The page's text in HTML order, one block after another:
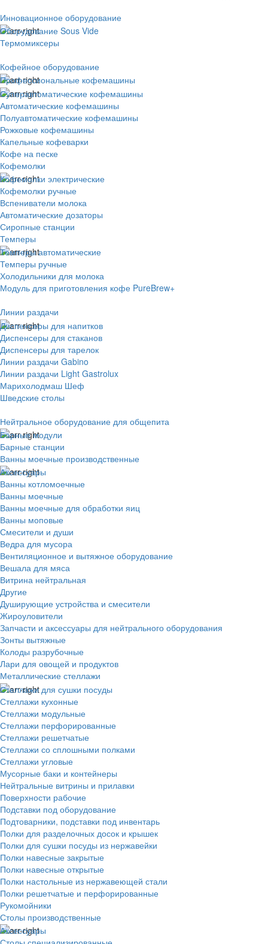
Инновационное оборудование
Оборудование Sous Vide
Термомиксеры
Кофейное оборудование
Профессиональные кофемашины
Суперавтоматические кофемашины
Автоматические кофемашины
Полуавтоматические кофемашины
Рожковые кофемашины
Капельные кофеварки
Кофе на песке
Кофемолки
Кофемолки электрические
Кофемолки ручные
Вспениватели молока
Автоматические дозаторы
Сиропные станции
Темперы
Темперы автоматические
Темперы ручные
Холодильники для молока
Модуль для приготовления кофе PureBrew+
Линии раздачи
Диспенсеры для напитков
Диспенсеры для стаканов
Диспенсеры для тарелок
Линии раздачи Gabino
Линии раздачи Light Gastrolux
Марихолодмаш Шеф
Шведские столы
Нейтральное оборудование для общепита
Барные модули
Барные станции
Ванны моечные производственные
Аксессуары
Ванны котломоечные
Ванны моечные
Ванны моечные для обработки яиц
Ванны моповые
Смесители и души
Ведра для мусора
Вентиляционное и вытяжное оборудование
Вешала для мяса
Витрина нейтральная
Другие
Душирующие устройства и смесители
Жироуловители
Запчасти и аксессуары для нейтрального оборудования
Зонты вытяжные
Колоды разрубочные
Лари для овощей и продуктов
Металлические стеллажи
Стеллажи для сушки посуды
Стеллажи кухонные
Стеллажи модульные
Стеллажи перфорированные
Стеллажи решетчатые
Стеллажи со сплошными полками
Стеллажи угловые
Мусорные баки и контейнеры
Нейтральные витрины и прилавки
Поверхности рабочие
Подставки под оборудование
Подтоварники, подставки под инвентарь
Полки для разделочных досок и крышек
Полки для сушки посуды из нержавейки
Полки навесные закрытые
Полки навесные открытые
Полки настольные из нержавеющей стали
Полки решетчатые и перфорированные
Рукомойники
Столы производственные
Аксессуары